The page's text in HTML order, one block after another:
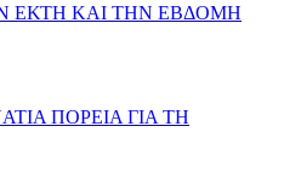
ΕΚΤΗ ΚΑΙ ΤΗΝ ΕΒΔΟΜΗ
ΠΟΡΕΙΑ ΓΙΑ ΤΗ